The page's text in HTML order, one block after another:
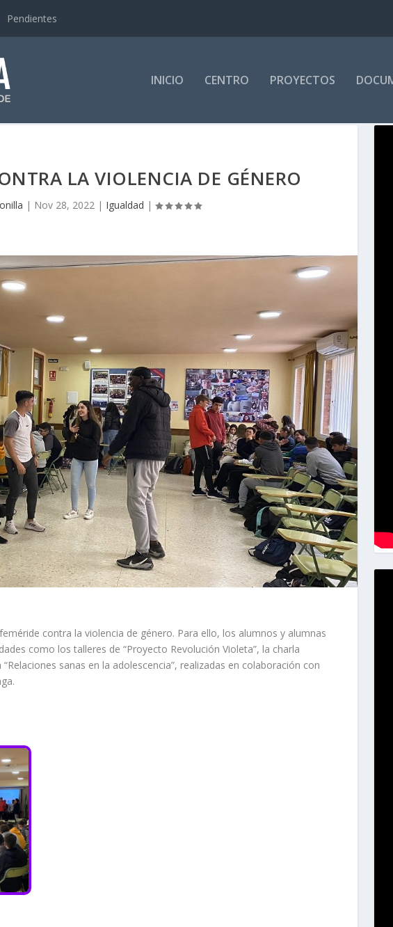
Pendientes
INICIO CENTRO PROYECTOS
LA VIOLENCIA DE GÉNERO
| Nov 28, 2022 | Igualdad |
contra la violencia de género. Para ello, los alumnos y alumnas
como los talleres de “Proyecto Revolución Violeta”, la charla
sanas en la adolescencia”, realizadas en colaboración con